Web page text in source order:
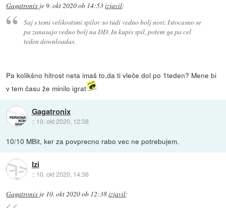
Gagatronix je9. okt 2020 ob 14:53izjavil:
Saj s temi velikostimi spilov so tudi vedno bolj nori. Istocasno se
pa zanasajo vedno bolj na DD. In kupis spil, potem ga pa cel
teden downloadas.
Pa kolikšno hitrost neta imaš to,da ti vleče dol po 1teden? Mene bi
v tem času že minilo igrat
Gagatronix
:: 10. okt 2020, 12:38
10/10 MBit, ker za povprecno rabo vec ne potrebujem.
Izi
:: 10. okt 2020, 14:36
Gagatronix je 10. okt 2020 ob 12:38izjavil: